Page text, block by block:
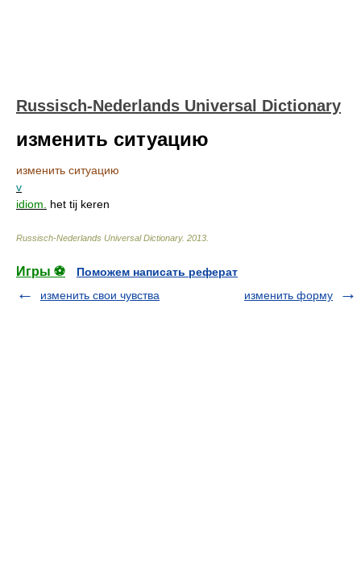
Russisch-Nederlands Universal Dictionary
изменить ситуацию
изменить ситуацию
v
idiom.
het tij keren
Russisch-Nederlands Universal Dictionary. 2013
Игры ⚽
Поможем написать реферат
изменить свои чувства
изменить форму